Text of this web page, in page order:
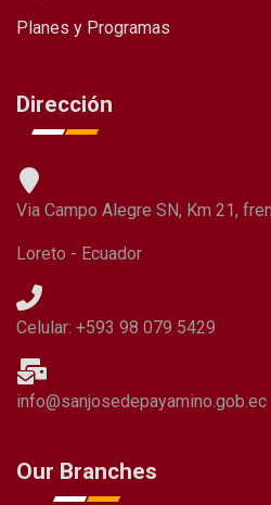
Planes y Programas
Dirección
Via Campo Alegre SN, Km 21,
Loreto - Ecuador
Celular: +593 98 079 5429
info@sanjosedepayamino.gob.ec
Our Branches